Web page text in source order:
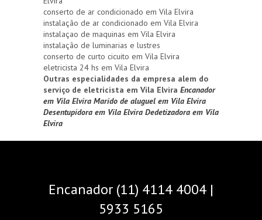
conserto de ar condicionado em Vila Elvira
instalação de ar condicionado em Vila Elvira
instalaçao de maquinas em Vila Elvira
instalação de luminarias e lustres
conserto de curto cicuito em Vila Elvira
eletricista 24 hs em Vila Elvira
Outras especialidades da empresa alem do
serviço de eletricista em Vila Elvira Encanador
em Vila Elvira Marido de aluguel em Vila Elvira
Desentupidora em Vila Elvira Dedetizadora em Vila
Elvira
Encanador (11) 4114 4004 |
5933 5165